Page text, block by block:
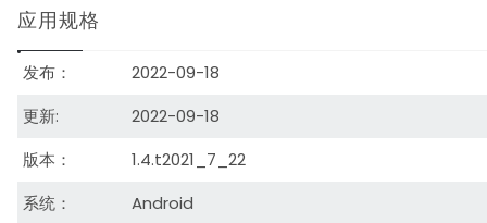
应用规格
发布：
2022-09-18
更新:
2022-09-18
版本：
1.4.t2021_7_22
系统：
Android